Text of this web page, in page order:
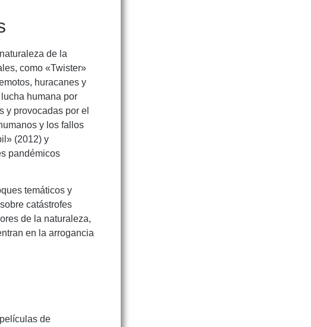
de la
como «Twister»
huracanes y
humana por
y provocadas por el
y los fallos
(2012) y
pandémicos
temáticos y
catástrofes
de la naturaleza,
en la arrogancia
de